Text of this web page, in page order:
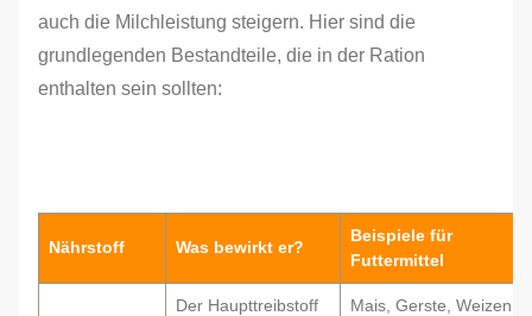
auch die Milchleistung steigern. Hier sind die
grundlegenden Bestandteile, die in der Ration
enthalten sein sollten:
Nährstoff Was bewirkt er?
Beispiele für
Futtermittel
Der Haupttreibstoff
Mais, Gerste, Weizen,